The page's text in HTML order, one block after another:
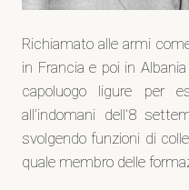
Richiamato alle armi
in Francia e poi in
capoluogo ligure per
all’indomani dell’8
svolgendo funzioni di
quale membro delle